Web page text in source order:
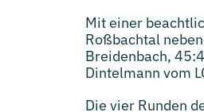
Mit einer
Roßbachtal
Breidenbach,
Dintelmann vom
Die vier Runden